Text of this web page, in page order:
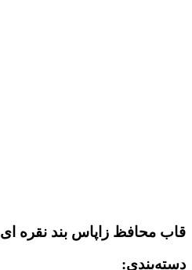
قاب محافظ زاپاس بند نقره ای
دسته‌بندی: